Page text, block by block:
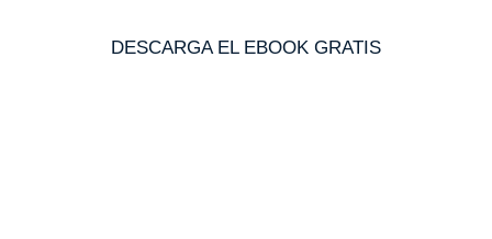
DESCARGA EL EBOOK GRATIS